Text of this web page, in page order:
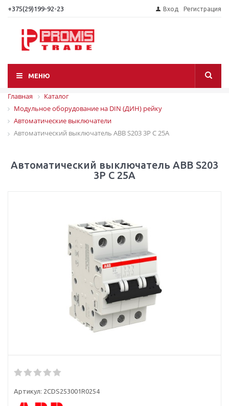
+375(29)199-92-23 Вход Регистрация
МЕНЮ
Главная
Каталог
Модульное оборудование на DIN (ДИН) рейку
Автоматические выключатели
Автоматический выключатель ABB S203 3P С 25A
Автоматический выключатель ABB S203
3P С 25A
Артикул: 2CDS253001R0254